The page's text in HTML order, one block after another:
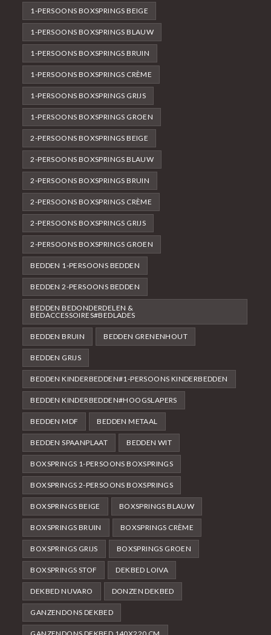
1-PERSOONS BOXSPRINGS BEIGE
1-PERSOONS BOXSPRINGS BLAUW
1-PERSOONS BOXSPRINGS BRUIN
1-PERSOONS BOXSPRINGS CRÈME
1-PERSOONS BOXSPRINGS GRIJS
1-PERSOONS BOXSPRINGS GROEN
2-PERSOONS BOXSPRINGS BEIGE
2-PERSOONS BOXSPRINGS BLAUW
2-PERSOONS BOXSPRINGS BRUIN
2-PERSOONS BOXSPRINGS CRÈME
2-PERSOONS BOXSPRINGS GRIJS
2-PERSOONS BOXSPRINGS GROEN
BEDDEN 1-PERSOONS BEDDEN
BEDDEN 2-PERSOONS BEDDEN
BEDDEN BEDONDERDELEN &
BEDACCESSOIRES#BEDLADES
BEDDEN BRUIN BEDDEN GRENENHOUT
BEDDEN GRIJS
BEDDEN KINDERBEDDEN#1-PERSOONS KINDERBEDDEN
BEDDEN KINDERBEDDEN#HOOGSLAPERS
BEDDEN MDF BEDDEN METAAL
BEDDEN SPAANPLAAT BEDDEN WIT
BOXSPRINGS 1-PERSOONS BOXSPRINGS
BOXSPRINGS 2-PERSOONS BOXSPRINGS
BOXSPRINGS BEIGE BOXSPRINGS BLAUW
BOXSPRINGS BRUIN BOXSPRINGS CRÈME
BOXSPRINGS GRIJS BOXSPRINGS GROEN
BOXSPRINGS STOF DEKBED LOIVA
DEKBED NUVARO DONZEN DEKBED
GANZENDONS DEKBED